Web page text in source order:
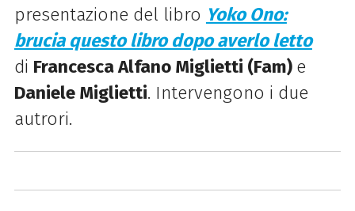
presentazione del libro Yoko Ono:
brucia questo libro dopo averlo letto
di Francesca Alfano Miglietti (Fam) e
Daniele Miglietti. Intervengono i due
autrori.